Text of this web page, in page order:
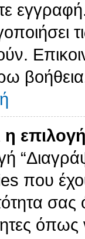
η
που
σας
όπως